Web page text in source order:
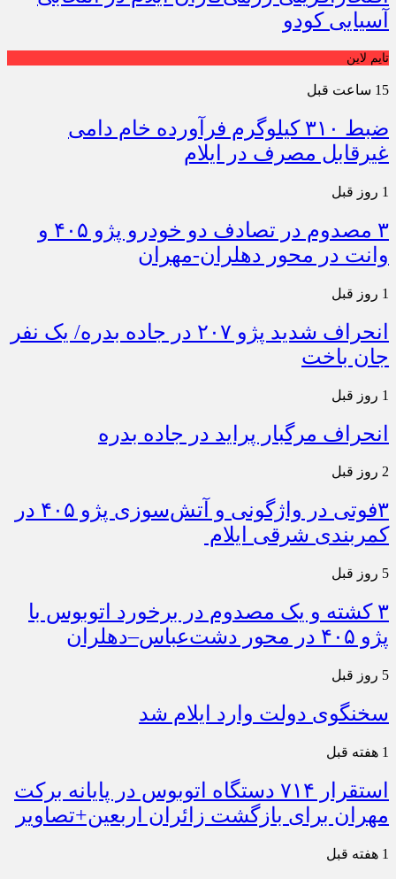
آسیایی کودو
تایم لاین
15 ساعت قبل
ضبط ۳۱۰ کیلوگرم فرآورده خام دامی
غیرقابل مصرف در ایلام
1 روز قبل
۳ مصدوم در تصادف دو خودرو پژو ۴۰۵ و
وانت در محور دهلران-مهران
1 روز قبل
انحراف شدید پژو ۲۰۷ در جاده بدره/ یک نفر
جان باخت
1 روز قبل
انحراف مرگبار پراید در جاده بدره
2 روز قبل
۳فوتی در واژگونی و آتش‌سوزی پژو ۴۰۵ در
کمربندی شرقی ایلام
5 روز قبل
۳ کشته و یک مصدوم در برخورد اتوبوس با
پژو ۴۰۵ در محور دشت‌عباس–دهلران
5 روز قبل
سخنگوی دولت وارد ایلام شد
1 هفته قبل
استقرار ۷۱۴ دستگاه اتوبوس در پایانه برکت
مهران برای بازگشت زائران اربعین+تصاویر
1 هفته قبل